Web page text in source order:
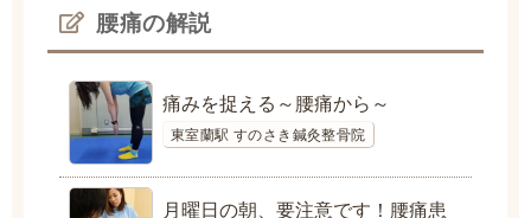
腰痛の解説
痛みを捉える～腰痛から～
東室蘭駅 すのさき鍼灸整骨院
月曜日の朝、要注意です！腰痛患